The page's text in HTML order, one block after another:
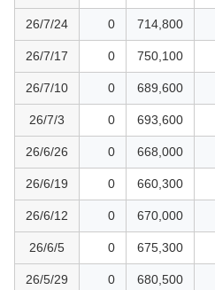
26/7/24 0 714,800
26/7/17 0 750,100
26/7/10 0 689,600
26/7/3 0 693,600
26/6/26 0 668,000
26/6/19 0 660,300
26/6/12 0 670,000
26/6/5 0 675,300
26/5/29 0 680,500